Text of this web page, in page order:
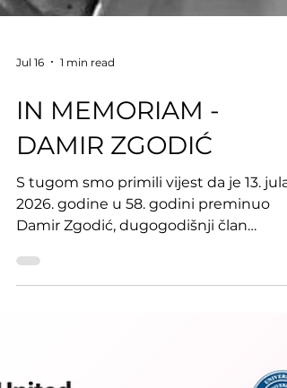
Jul 16 1 min read
IN MEMORIAM -
DAMIR ZGODIĆ
Međunarodnog policijskog udruženja